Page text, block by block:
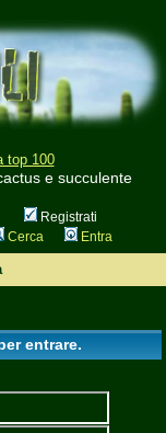
top 100
e succulente
Registrati
Cerca Entra
entrare.